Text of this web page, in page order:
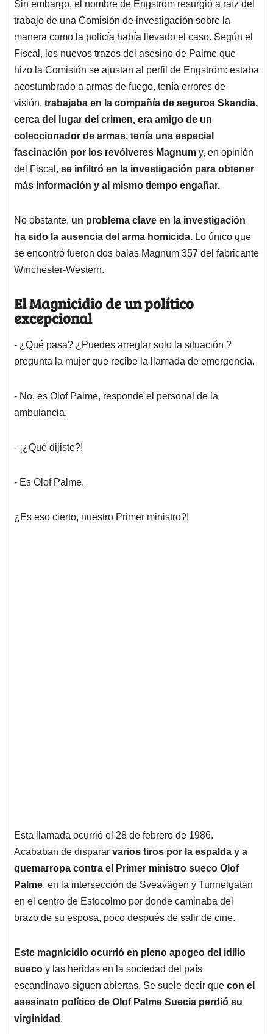
Sin embargo, el nombre de Engström resurgió a raíz del
trabajo de una Comisión de investigación sobre la
manera como la policía había llevado el caso. Según el
Fiscal, los nuevos trazos del asesino de Palme que
hizo la Comisión se ajustan al perfil de Engström: estaba
acostumbrado a armas de fuego, tenía errores de
visión, trabajaba en la compañía de seguros Skandia,
cerca del lugar del crimen, era amigo de un
coleccionador de armas, tenía una especial
fascinación por los revólveres Magnum y, en opinión
del Fiscal, se infiltró en la investigación para obtener
más información y al mismo tiempo engañar.
No obstante, un problema clave en la investigación
ha sido la ausencia del arma homicida. Lo único que
se encontró fueron dos balas Magnum 357 del fabricante
Winchester-Western.
El Magnicidio de un político
excepcional
- ¿Qué pasa? ¿Puedes arreglar solo la situación ?
pregunta la mujer que recibe la llamada de emergencia.
- No, es Olof Palme, responde el personal de la
ambulancia.
- ¡¿Qué dijiste?!
- Es Olof Palme.
¿Es eso cierto, nuestro Primer ministro?!
Esta llamada ocurrió el 28 de febrero de 1986.
Acababan de disparar varios tiros por la espalda y a
quemarropa contra el Primer ministro sueco Olof
Palme, en la intersección de Sveavägen y Tunnelgatan
en el centro de Estocolmo por donde caminaba del
brazo de su esposa, poco después de salir de cine.
Este magnicidio ocurrió en pleno apogeo del idilio
sueco y las heridas en la sociedad del país
escandinavo siguen abiertas. Se suele decir que con el
asesinato político de Olof Palme Suecia perdió su
virginidad .